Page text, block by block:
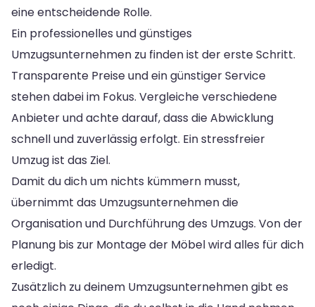
eine entscheidende Rolle.
Ein professionelles und günstiges
Umzugsunternehmen zu finden ist der erste Schritt.
Transparente Preise und ein günstiger Service
stehen dabei im Fokus. Vergleiche verschiedene
Anbieter und achte darauf, dass die Abwicklung
schnell und zuverlässig erfolgt. Ein stressfreier
Umzug ist das Ziel.
Damit du dich um nichts kümmern musst,
übernimmt das Umzugsunternehmen die
Organisation und Durchführung des Umzugs. Von der
Planung bis zur Montage der Möbel wird alles für dich
erledigt.
Zusätzlich zu deinem Umzugsunternehmen gibt es